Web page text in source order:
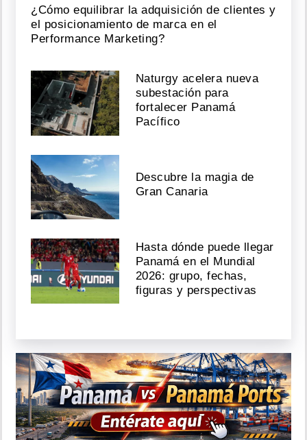
¿Cómo equilibrar la adquisición de clientes y
el posicionamiento de marca en el
Performance Marketing?
Naturgy acelera nueva
subestación para
fortalecer Panamá
Pacífico
Descubre la magia de
Gran Canaria
Hasta dónde puede llegar
Panamá en el Mundial
2026: grupo, fechas,
figuras y perspectivas